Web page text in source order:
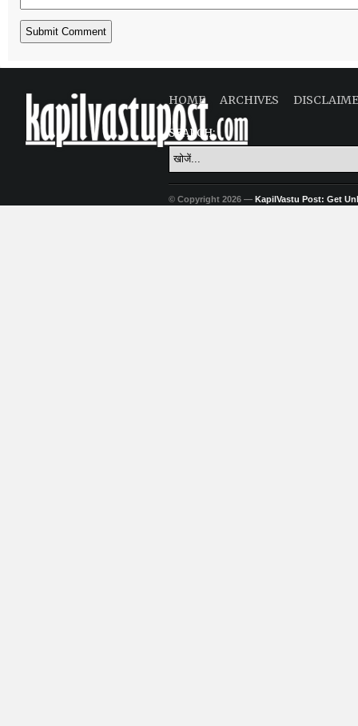
HOME ARCHIVES
SEARCH:
© Copyright 2026 — KapilVastu Post: Get